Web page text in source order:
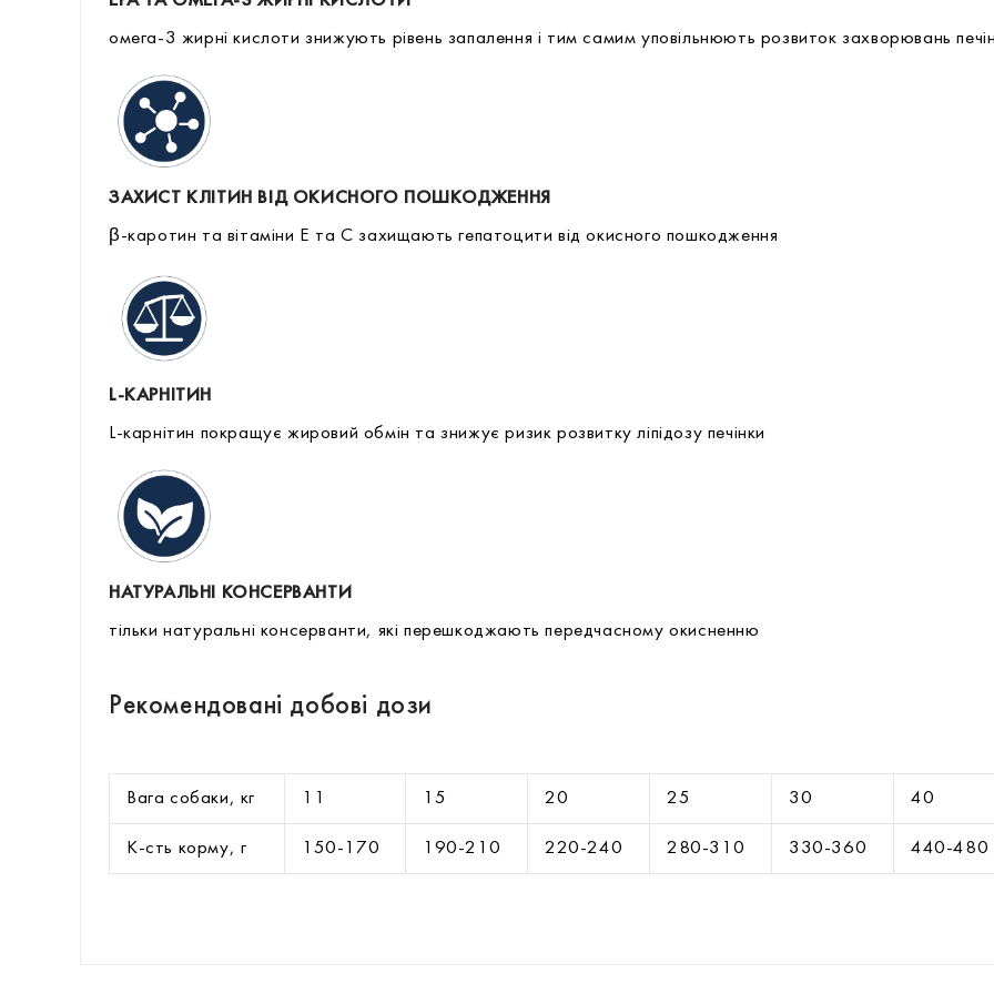
омега-3 жирні кислоти знижують рівень запалення і тим самим уповільнюють розвиток захворювань
ЗАХИСТ КЛІТИН ВІД ОКИСНОГО ПОШКОДЖЕННЯ
β-каротин та вітаміни Е та С захищають гепатоцити від окисного пошкодження
L-КАРНІТИН
L-карнітин покращує жировий обмін та знижує ризик розвитку ліпідозу печінки
НАТУРАЛЬНІ КОНСЕРВАНТИ
тільки натуральні консерванти, які перешкоджають передчасному окисненню
Рекомендовані добові дози
Вага собаки, кг 15 20 25 30 40
К-сть корму, г 150-170 190-210 220-240 280-310 330-360 440-480